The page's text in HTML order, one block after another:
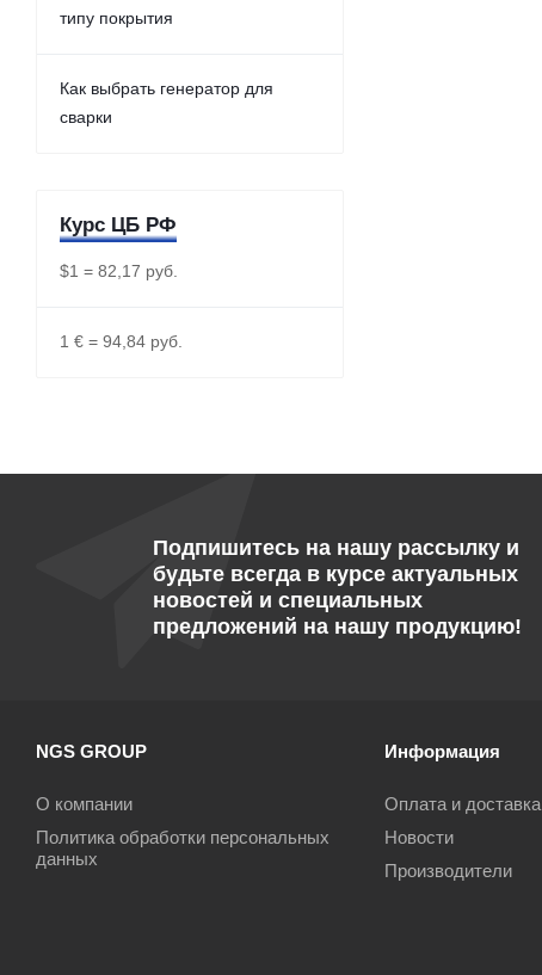
типу покрытия
Как выбрать генератор для
сварки
Курс ЦБ РФ
$1 = 82,17 руб.
1 € = 94,84 руб.
Подпишитесь на нашу рассылку и
будьте всегда в курсе актуальных
новостей и специальных
предложений на нашу продукцию!
NGS GROUP
О компании
Политика обработки персональных
данных
Информация
Оплата и доставка
Новости
Производители